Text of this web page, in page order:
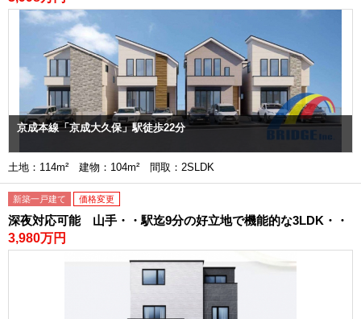
京成本線「京成大久保」駅徒歩22分
土地：114m² 建物：104m² 間取：2SLDK
新築一戸建て 価格変更
深夜対応可能 山手・・駅迄9分の好立地で機能的な3LDK・・
3,980万円